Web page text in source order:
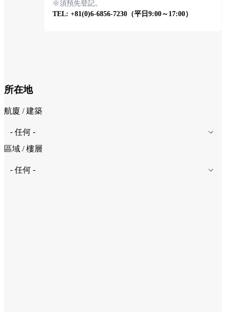
※須預先登記。
TEL: +81(0)6-6856-7230（平日9:00～17:00）
所在地
航廈 / 建築
區域 / 樓層